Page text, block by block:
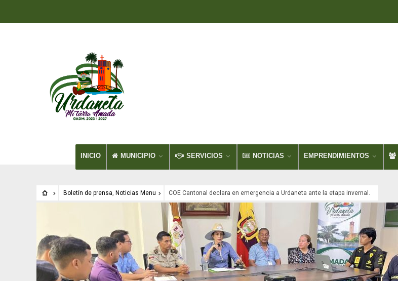
INICIO MUNICIPIO SERVICIOS NOTICIAS EMPRENDIMIENTOS
Boletín de prensa, Noticias Menu COE Cantonal declara en emergencia a Urdaneta ante la etapa invernal.